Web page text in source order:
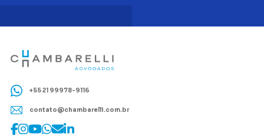
+55 21 99978-9116
contato@chambarelli.com.br